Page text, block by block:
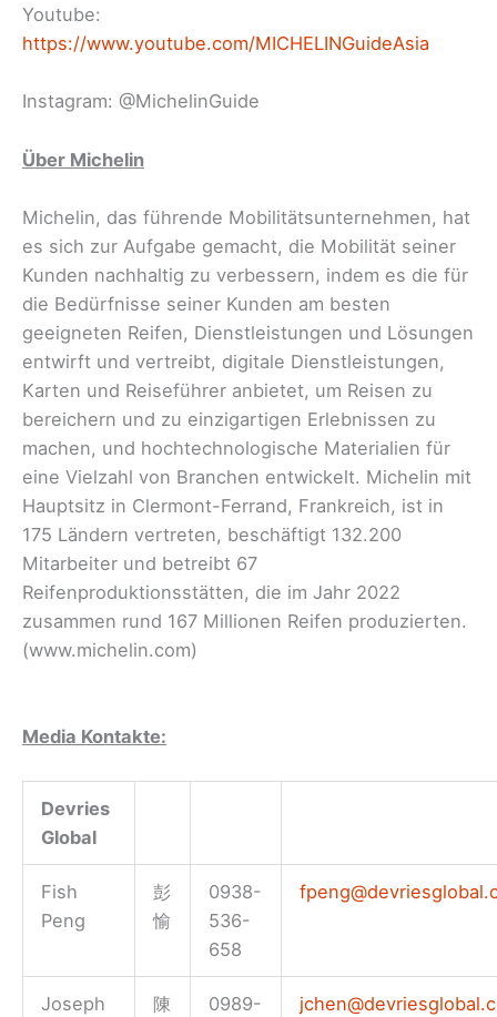
Youtube:
https://www.youtube.com/MICHELINGuideAsia
Instagram: @MichelinGuide
Über Michelin
Michelin, das führende Mobilitätsunternehmen, hat
es sich zur Aufgabe gemacht, die Mobilität seiner
Kunden nachhaltig zu verbessern, indem es die für
die Bedürfnisse seiner Kunden am besten
geeigneten Reifen, Dienstleistungen und Lösungen
entwirft und vertreibt, digitale Dienstleistungen,
Karten und Reiseführer anbietet, um Reisen zu
bereichern und zu einzigartigen Erlebnissen zu
machen, und hochtechnologische Materialien für
eine Vielzahl von Branchen entwickelt. Michelin mit
Hauptsitz in Clermont-Ferrand, Frankreich, ist in
175 Ländern vertreten, beschäftigt 132.200
Mitarbeiter und betreibt 67
Reifenproduktionsstätten, die im Jahr 2022
zusammen rund 167 Millionen Reifen produzierten.
(www.michelin.com)
Media Kontakte:
Devries
Global
Fish
Peng
彭
愉
0938-
536-
658
Joseph
陳
0989-